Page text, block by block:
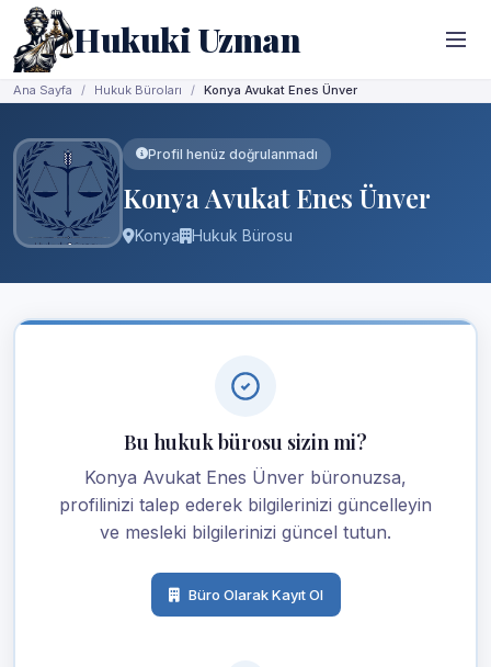
Hukuki Uzman
Ana Sayfa Hukuk Büroları Konya Avukat Enes Ünver
Profil henüz doğrulanmadı
Konya Avukat Enes Ünver
Konya Hukuk Bürosu
Bu hukuk bürosu sizin mi?
Konya Avukat Enes Ünver büronuzsa,
profilinizi talep ederek bilgilerinizi güncelleyin
ve mesleki bilgilerinizi güncel tutun.
Büro Olarak Kayıt Ol